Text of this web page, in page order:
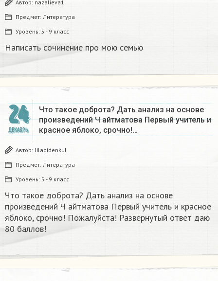
Автор: nazalieva1
Предмет: Литература
Уровень: 5 - 9 класс
Написать сочинение про мою семью ​
24
ДЕКАБРЬ
Что такое доброта? Дать анализ на основе
произведений Ч айтматова Первый учитель и
красное яблоко, срочно!…
Автор: liladidenkul
Предмет: Литература
Уровень: 5 - 9 класс
Что такое доброта? Дать анализ на основе
произведений Ч айтматова Первый учитель и красное
яблоко, срочно! Пожалуйста! Развернутый ответ даю
80 баллов!